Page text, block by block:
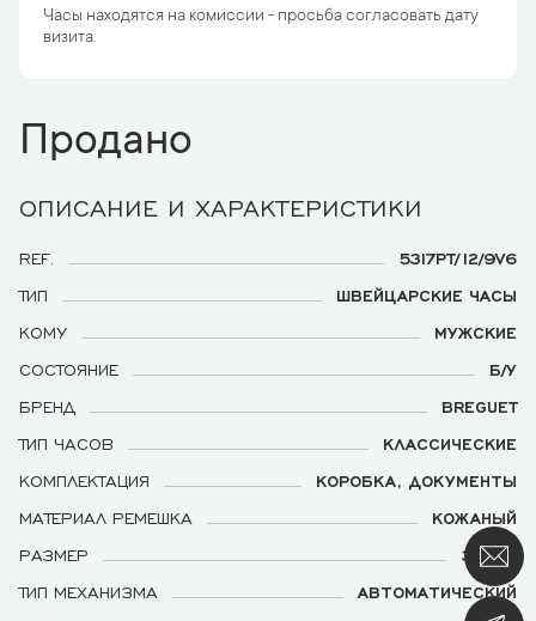
Часы находятся на комиссии - просьба согласовать дату
визита.
Продано
ОПИСАНИЕ И ХАРАКТЕРИСТИКИ
REF.
5317PT/12/9V6
ТИП
ШВЕЙЦАРСКИЕ ЧАСЫ
КОМУ
МУЖСКИЕ
СОСТОЯНИЕ
Б/У
БРЕНД
BREGUET
ТИП ЧАСОВ
КЛАССИЧЕСКИЕ
КОМПЛЕКТАЦИЯ
КОРОБКА, ДОКУМЕНТЫ
МАТЕРИАЛ РЕМЕШКА
КОЖАНЫЙ
РАЗМЕР
39 ММ
ТИП МЕХАНИЗМА
АВТОМАТИЧЕСКИЙ